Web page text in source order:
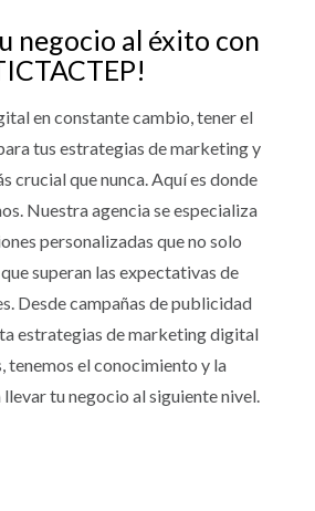
negocio al éxito con
en constante cambio, tener el
tus estrategias de marketing y
crucial que nunca. Aquí es donde
Nuestra agencia se especializa
personalizadas que no solo
superan las expectativas de
Desde campañas de publicidad
estrategias de marketing digital
tenemos el conocimiento y la
tu negocio al siguiente nivel.